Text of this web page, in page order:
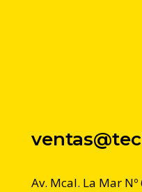
Av. Mcal. La Mar